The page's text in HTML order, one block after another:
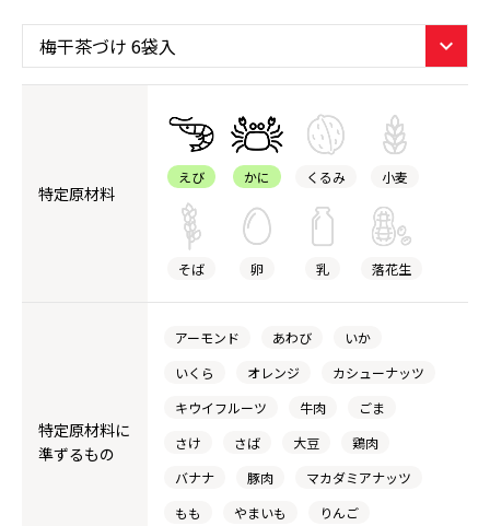
特定原材料
えび かに くるみ 小麦
そば 卵 乳 落花生
特定原材料に
準ずるもの
アーモンド あわび
いか
いくら
オレンジ
カシューナッツ
キウイフルーツ
牛肉
ごま
さけ
さば 大豆
鶏肉
バナナ
豚肉
マカダミアナッツ
もも
やまいも
りんご